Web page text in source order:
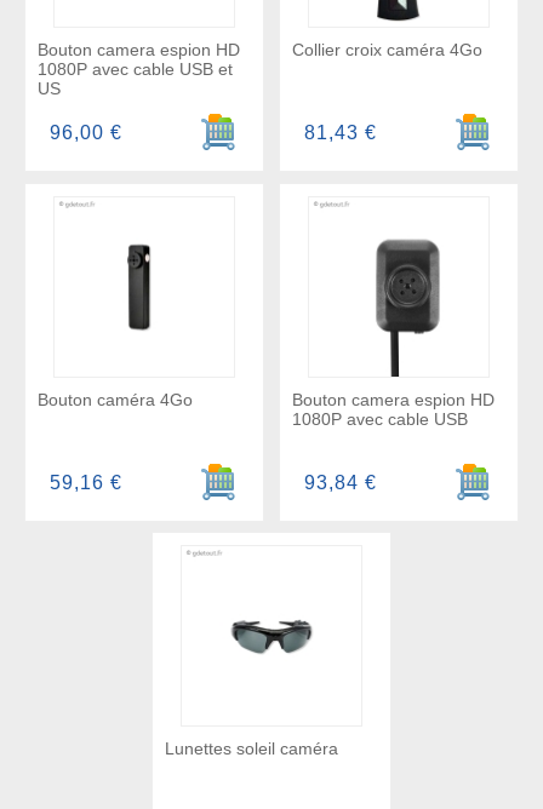
Bouton camera espion HD
1080P avec cable USB et
US
Ajouter au panier
96,00 €
Collier croix caméra 4Go
Ajouter
81,43 €
Bouton caméra 4Go
Ajouter au panier
59,16 €
Bouton camera espion HD
1080P avec cable USB
Ajouter
93,84 €
Lunettes soleil caméra